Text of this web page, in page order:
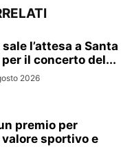
l’attesa a Santa
per il concerto del...
2026
premio per
sportivo e